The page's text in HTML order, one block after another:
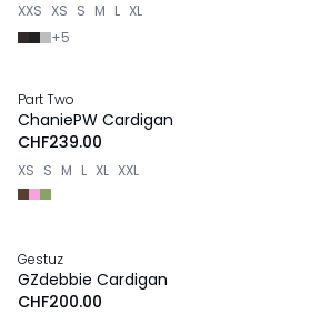
XXS XS S M L XL
+5
NEU
Part Two
ChaniePW Cardigan
CHF239.00
XS S M L XL XXL
NEU
Gestuz
GZdebbie Cardigan
CHF200.00